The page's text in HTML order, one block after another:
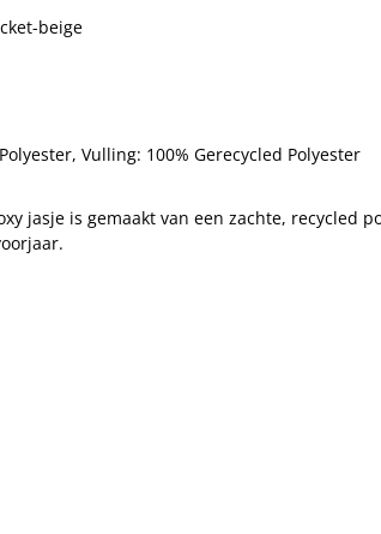
beige
Vulling: 100% Gerecycled Polyester
jasje is gemaakt van een zachte,